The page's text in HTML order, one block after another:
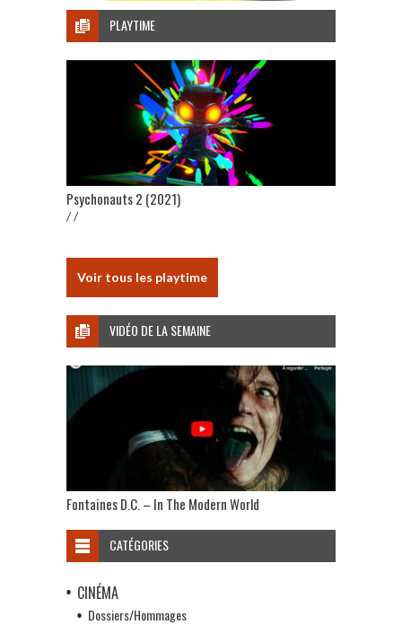
PLAYTIME
Psychonauts 2 (2021)
/ /
Voir tous les playtime
VIDÉO DE LA SEMAINE
Fontaines D.C. – In The Modern World
CATÉGORIES
CINÉMA
Dossiers/Hommages